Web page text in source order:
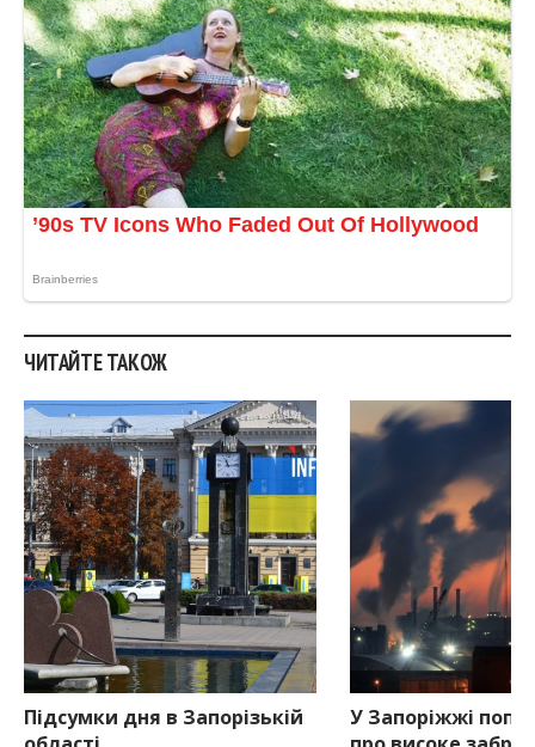
ЧИТАЙТЕ ТАКОЖ
Підсумки дня в Запорізькій
У Запоріжжі